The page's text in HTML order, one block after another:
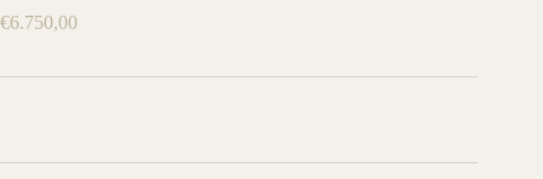
€6.750,00